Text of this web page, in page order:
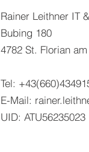
Rainer Leithner IT
Bubing 180
4782 St. Florian
Tel:
E-Mail:
UID: ATU56235023 ​